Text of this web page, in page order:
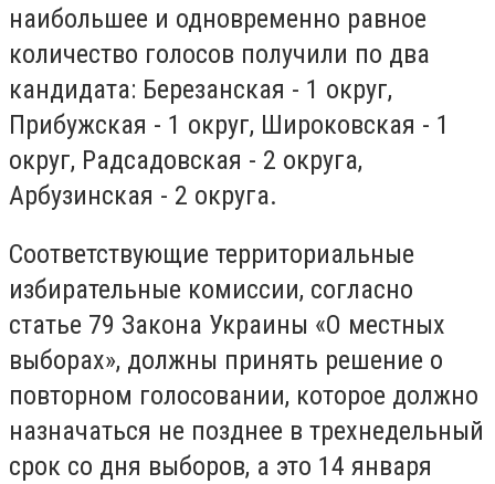
наибольшее и одновременно равное
количество голосов получили по два
кандидата: Березанская - 1 округ,
Прибужская - 1 округ, Широковская - 1
округ, Радсадовская - 2 округа,
Арбузинская - 2 округа.
Соответствующие территориальные
избирательные комиссии, согласно
статье 79 Закона Украины «О местных
выборах», должны принять решение о
повторном голосовании, которое должно
назначаться не позднее в трехнедельный
срок со дня выборов, а это 14 января